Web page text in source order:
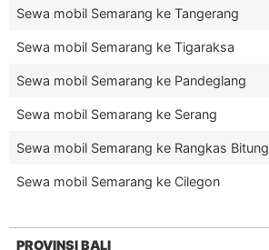
Sewa mobil Semarang ke Tangerang
Sewa mobil Semarang ke Tigaraksa
Sewa mobil Semarang ke Pandeglang
Sewa mobil Semarang ke Serang
Sewa mobil Semarang ke Rangkas Bitung
Sewa mobil Semarang ke Cilegon
PROVINSI BALI